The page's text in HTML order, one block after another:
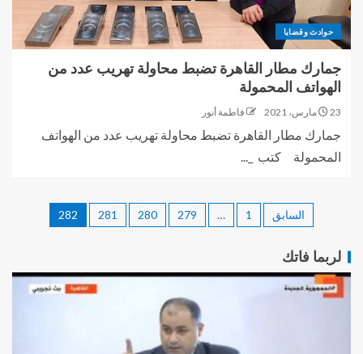
حوادث وقضايا
جمارك مطار القاهرة تضبط محاولة تهريب عدد من
الهواتف المحمولة
23 مارس، 2021 فاطمة أنور
جمارك مطار القاهرة تضبط محاولة تهريب عدد من الهواتف
المحمولة كتب _...
السابق 1
…
279
280
281
282
لربما فاتك